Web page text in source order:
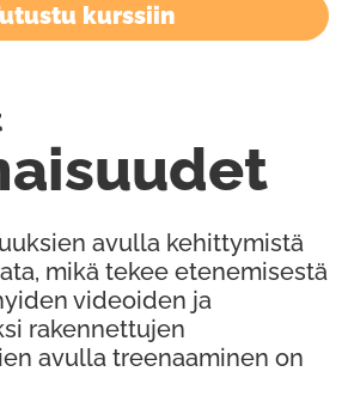
kurssiin
avulla kehittymistä
mikä tekee etenemisestä
videoiden ja
rakennettujen
avulla treenaaminen on